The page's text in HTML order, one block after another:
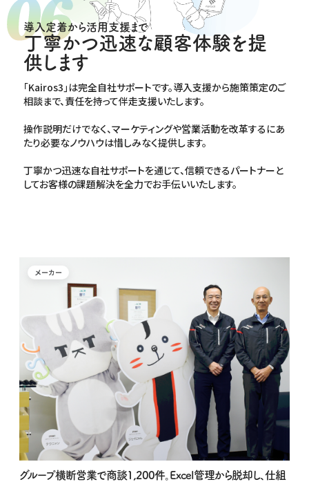
導入定着から活用支援まで
丁寧かつ迅速な顧客体験を提
供します
｢Kairos3｣は完全自社サポートです。導入支援から施策策定のご
相談まで、責任を持って伴走支援いたします。
操作説明だけでなく、マーケティングや営業活動を改革するにあ
たり必要なノウハウは惜しみなく提供します。
丁寧かつ迅速な自社サポートを通じて、信頼できるパートナーと
してお客様の課題解決を全力でお手伝いいたします。
メーカー
グループ横断営業で商談1,200件。Excel管理から脱却し、仕組